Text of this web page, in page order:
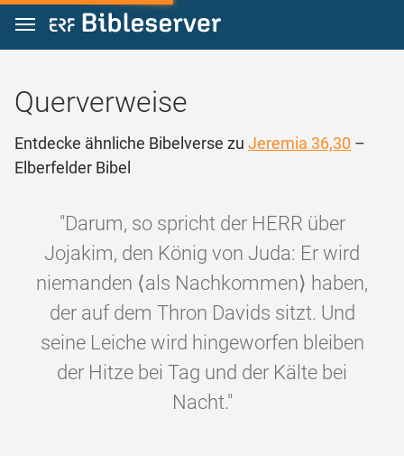
Zum Inhalt springen
Querverweise
Entdecke ähnliche Bibelverse zu Jeremia 36,30 –
Elberfelder Bibel
"Darum, so spricht der HERR über
Jojakim, den König von Juda: Er wird
niemanden ⟨als Nachkommen⟩ haben,
der auf dem Thron Davids sitzt. Und
seine Leiche wird hingeworfen bleiben
der Hitze bei Tag und der Kälte bei
Nacht."